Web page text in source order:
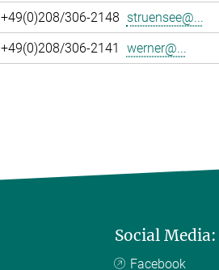
+49(0)208/306-2148 struensee@...
+49(0)208/306-2141 werner@...
Social Media:
Facebook